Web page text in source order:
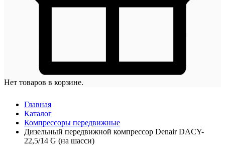
Нет товаров в корзине.
Главная
Каталог
Компрессоры передвижные
Дизельный передвижной компрессор Denair DACY-
22,5/14 G (на шасси)